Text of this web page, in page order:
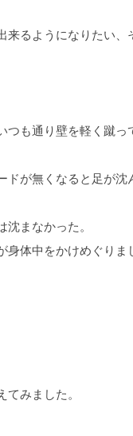
うになりたい、そ
つも通り壁を軽く蹴っ
ドが無くなると足が沈
沈まなかった。
身体中をかけめぐりま
てみました。